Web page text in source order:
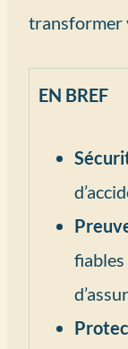
transformer
EN BREF